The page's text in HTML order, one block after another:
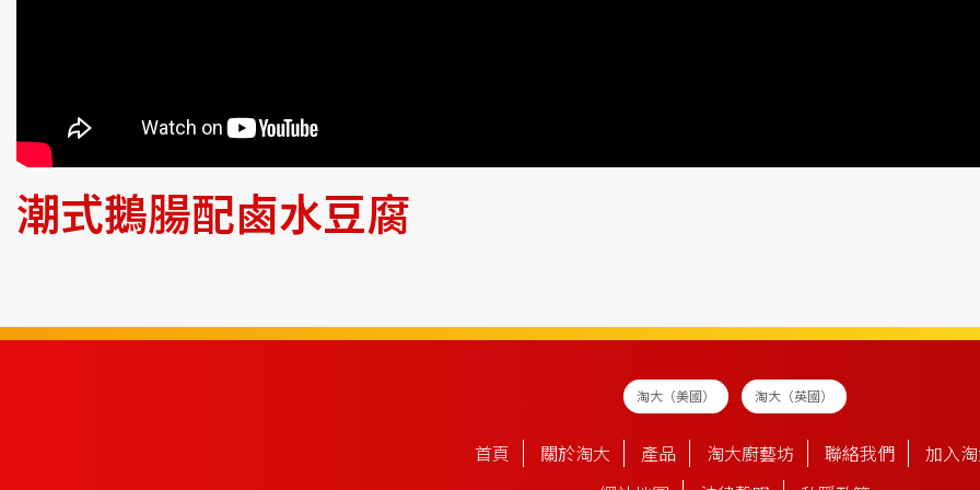
潮式鵝腸配鹵水豆腐
淘大（美國） 淘大（英國）
首頁 關於淘大 產品 淘大廚藝坊 聯絡我們 加入